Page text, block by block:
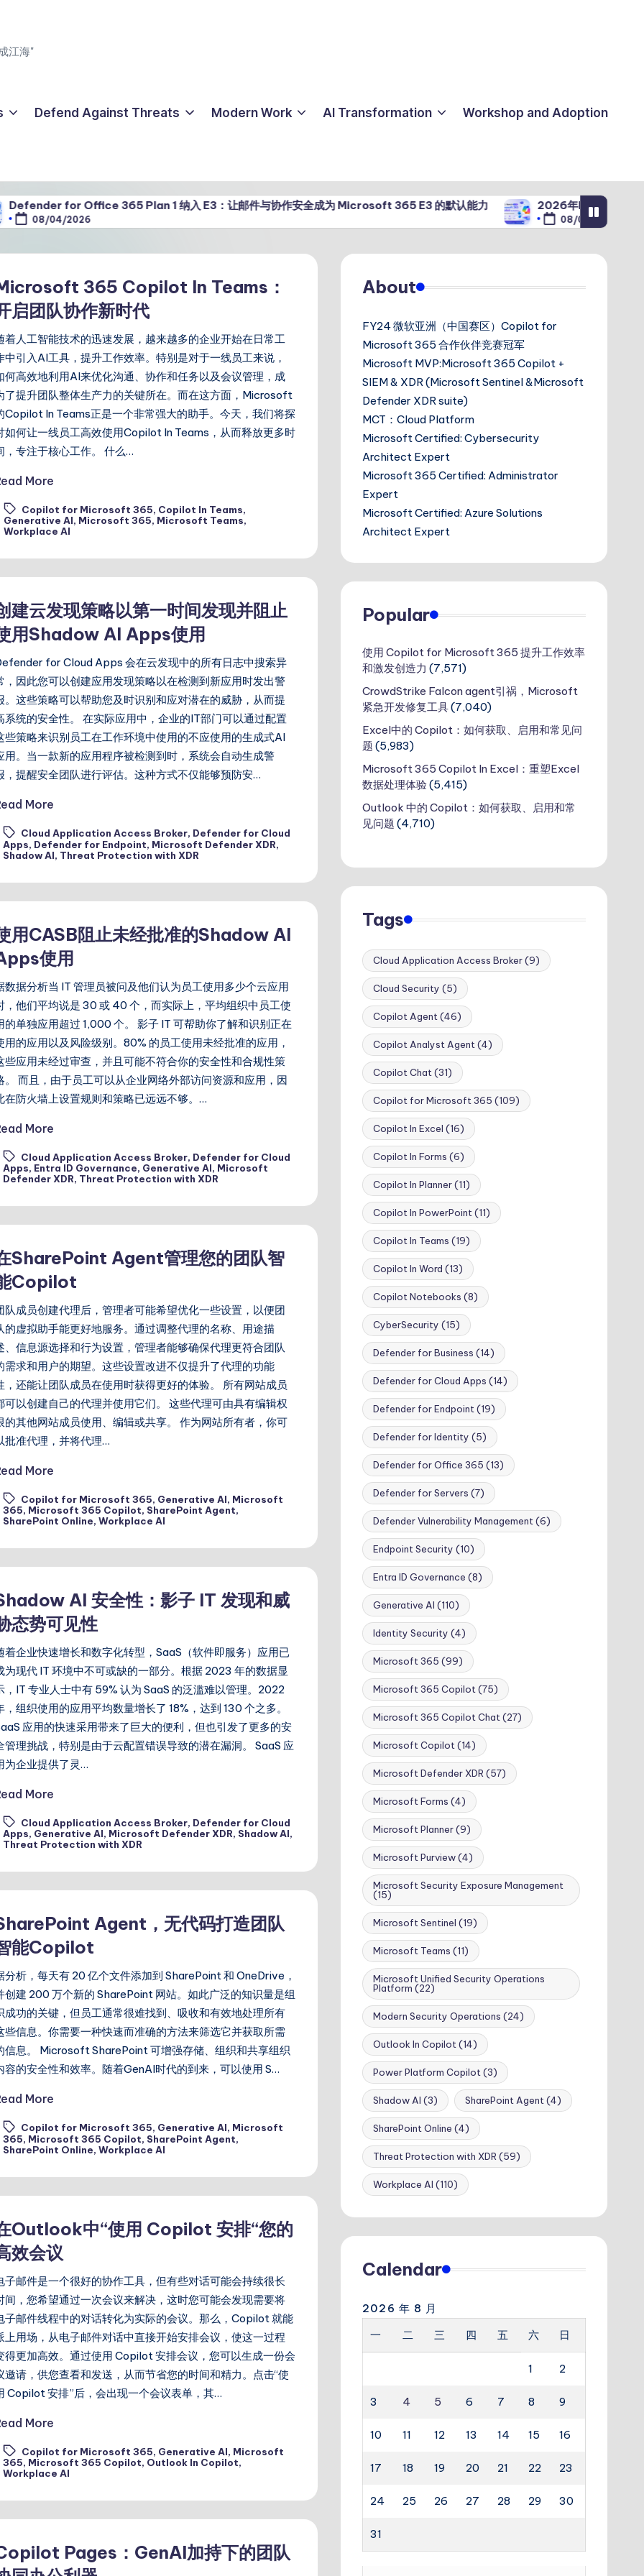
江海"
Defend Against Threats Modern Work AI Transformation Workshop and Adoption
Office 365 Plan 1 纳入 E3：让邮件与协作安全成为 Microsoft 365 E3 的默认能力 2026年Microsoft 365 Copilot 7
08/04/2026
365 Copilot In Teams：
启团队协作新时代
着人工智能技术的迅速发展，越来越多的企业开始在日常工
中引入AI工具，提升工作效率。特别是对于一线员工来说，
何高效地利用AI来优化沟通、协作和任务以及会议管理，成
了提升团队整体生产力的关键所在。而在这方面，Microsoft
Copilot In Teams正是一个非常强大的助手。今天，我们将探
如何让一线员工高效使用Copilot In Teams，从而释放更多时
，专注于核心工作。 什么…
More
Copilot for Microsoft 365, Copilot In Teams,
Generative AI, Microsoft 365, Microsoft Teams,
Workplace AI
建云发现策略以第一时间发现并阻止
用Shadow AI Apps使用
for Cloud Apps 会在云发现中的所有日志中搜索异
，因此您可以创建应用发现策略以在检测到新应用时发出警
。这些策略可以帮助您及时识别和应对潜在的威胁，从而提
系统的安全性。 在实际应用中，企业的IT部门可以通过配置
些策略来识别员工在工作环境中使用的不应使用的生成式AI
用。当一款新的应用程序被检测到时，系统会自动生成警
，提醒安全团队进行评估。这种方式不仅能够预防安…
More
Cloud Application Access Broker, Defender for Cloud
Apps, Defender for Endpoint, Microsoft Defender XDR,
Shadow AI, Threat Protection with XDR
用CASB阻止未经批准的Shadow AI
使用
数据分析当 IT 管理员被问及他们认为员工使用多少个云应用
，他们平均说是 30 或 40 个，而实际上，平均组织中员工使
的单独应用超过 1,000 个。 影子 IT 可帮助你了解和识别正在
用的应用以及风险级别。80% 的员工使用未经批准的应用，
些应用未经过审查，并且可能不符合你的安全性和合规性策
。 而且，由于员工可以从企业网络外部访问资源和应用，因
在防火墙上设置规则和策略已远远不够。…
More
Cloud Application Access Broker, Defender for Cloud
Apps, Entra ID Governance, Generative AI, Microsoft
Defender XDR, Threat Protection with XDR
SharePoint Agent管理您的团队智
Copilot
队成员创建代理后，管理者可能希望优化一些设置，以便团
的虚拟助手能更好地服务。通过调整代理的名称、用途描
、信息源选择和行为设置，管理者能够确保代理更符合团队
需求和用户的期望。这些设置改进不仅提升了代理的功能
，还能让团队成员在使用时获得更好的体验。 所有网站成员
可以创建自己的代理并使用它们。 这些代理可由具有编辑权
的其他网站成员使用、编辑或共享。 作为网站所有者，你可
批准代理，并将代理…
More
Copilot for Microsoft 365, Generative AI, Microsoft
365, Microsoft 365 Copilot, SharePoint Agent,
SharePoint Online,Workplace AI
AI 安全性：影子 IT 发现和威
态势可见性
着企业快速增长和数字化转型，SaaS（软件即服务）应用已
为现代 IT 环境中不可或缺的一部分。根据 2023 年的数据显
，IT 专业人士中有 59% 认为 SaaS 的泛滥难以管理。2022
，组织使用的应用平均数量增长了 18%，达到 130 个之多。
应用的快速采用带来了巨大的便利，但也引发了更多的安
管理挑战，特别是由于云配置错误导致的潜在漏洞。 SaaS 应
为企业提供了灵…
More
Cloud Application Access Broker, Defender for Cloud
Apps, Generative AI, Microsoft Defender XDR, Shadow AI,
Threat Protection with XDR
Agent，无代码打造团队
能Copilot
分析，每天有 20 亿个文件添加到 SharePoint 和 OneDrive，
创建 200 万个新的 SharePoint 网站。如此广泛的知识量是组
成功的关键，但员工通常很难找到、吸收和有效地处理所有
些信息。你需要一种快速而准确的方法来筛选它并获取所需
信息。 Microsoft SharePoint 可增强存储、组织和共享组织
容的安全性和效率。随着GenAI时代的到来，可以使用 S…
More
Copilot for Microsoft 365, Generative AI, Microsoft
365, Microsoft 365 Copilot, SharePoint Agent,
SharePoint Online,Workplace AI
Outlook中“使用 Copilot 安排“您的
效会议
子邮件是一个很好的协作工具，但有些对话可能会持续很长
间，您希望通过一次会议来解决，这时您可能会发现需要将
子邮件线程中的对话转化为实际的会议。那么，Copilot 就能
上用场，从电子邮件对话中直接开始安排会议，使这一过程
得更加高效。通过使用 Copilot 安排会议，您可以生成一份会
邀请，供您查看和发送，从而节省您的时间和精力。点击“使
Copilot 安排”后，会出现一个会议表单，其…
More
Copilot for Microsoft 365, Generative AI, Microsoft
365, Microsoft 365 Copilot, Outlook In Copilot,
Workplace AI
Pages：GenAI加持下的团队
About
FY24 微软亚洲（中国赛区）Copilot for
Microsoft 365 合作伙伴竞赛冠军
Microsoft MVP:Microsoft 365 Copilot +
SIEM & XDR (Microsoft Sentinel &Microsoft
Defender XDR suite)
MCT：Cloud Platform
Microsoft Certified: Cybersecurity
Architect Expert
Microsoft 365 Certified: Administrator
Expert
Microsoft Certified: Azure Solutions
Architect Expert
Popular
使用 Copilot for Microsoft 365 提升工作效率
和激发创造力 (7,571)
CrowdStrike Falcon agent引祸，Microsoft
紧急开发修复工具(7,040)
Excel中的 Copilot：如何获取、启用和常见问
题 (5,983)
Microsoft 365 Copilot In Excel：重塑Excel
数据处理体验(5,415)
Outlook 中的 Copilot：如何获取、启用和常
见问题 (4,710)
Tags
Cloud Application Access Broker(9)
Cloud Security (5)
Copilot Agent (46)
Copilot Analyst Agent (4)
Copilot Chat (31)
Copilot for Microsoft 365 (109)
Copilot In Excel (16)
Copilot In Forms (6)
Copilot In Planner(11)
Copilot In PowerPoint (11)
Copilot In Teams (19)
Copilot In Word (13)
Copilot Notebooks (8)
CyberSecurity (15)
Defender for Business (14)
Defender for Cloud Apps (14)
Defender for Endpoint (19)
Defender for Identity (5)
Defender for Office 365 (13)
Defender for Servers (7)
Defender Vulnerability Management (6)
Endpoint Security (10)
Entra ID Governance (8)
Generative AI (110)
Identity Security (4)
Microsoft 365 (99)
Microsoft 365 Copilot (75)
Microsoft 365 Copilot Chat (27)
Microsoft Copilot (14)
Microsoft Defender XDR (57)
Microsoft Forms (4)
Microsoft Planner(9)
Microsoft Purview(4)
Microsoft Security Exposure Management
(15)
Microsoft Sentinel (19)
Microsoft Teams (11)
Microsoft Unified Security Operations
Platform (22)
Modern Security Operations (24)
Outlook In Copilot (14)
Power Platform Copilot (3)
Shadow AI (3) SharePoint Agent (4)
SharePoint Online (4)
Threat Protection with XDR (59)
Workplace AI (110)
Calendar
2026 年 8 月
一
二 三 四 五 六 日
1 2
3 4 5 6 7 8 9
10 11 12 13 14 15 16
17 18 19 20 21 22 23
24 25 26 27 28 29 30
31